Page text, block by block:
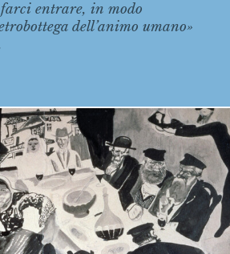
farci entrare, in modo
dell’animo umano»